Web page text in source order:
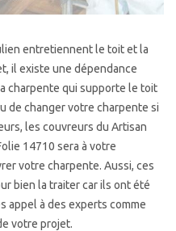
entretiennent le toit et la
il existe une dépendance
charpente qui supporte le toit
de changer votre charpente si
les couvreurs du Artisan
14710 sera à votre
votre charpente. Aussi, ces
bien la traiter car ils ont été
appel à des experts comme
votre projet.